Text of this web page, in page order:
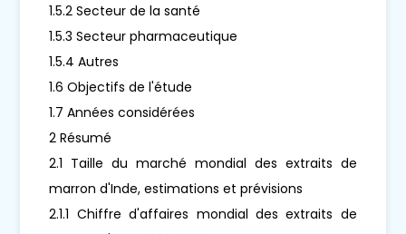
1.5.2 Secteur de la santé
1.5.3 Secteur pharmaceutique
1.5.4 Autres
1.6 Objectifs de l'étude
1.7 Années considérées
2 Résumé
2.1 Taille du marché mondial des extraits de
marron d'Inde, estimations et prévisions
2.1.1 Chiffre d'affaires mondial des extraits de